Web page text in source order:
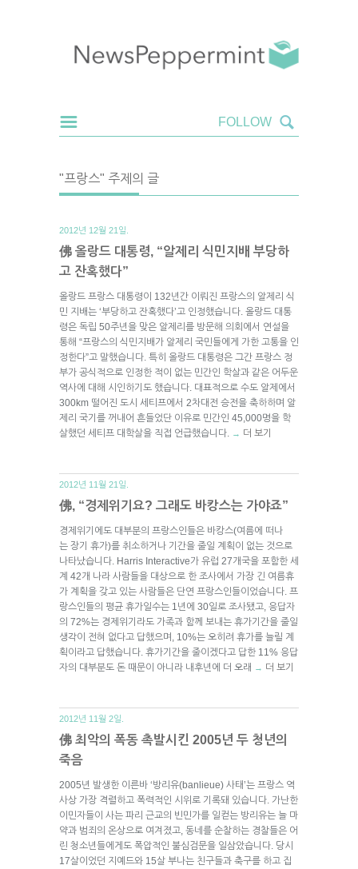
"프랑스" 주제의 글
2012년 12월 21일.
佛 올랑드 대통령, “알제리 식민지배 부당하
고 잔혹했다”
올랑드 프랑스 대통령이 132년간 이뤄진 프랑스의 알제리 식
민 지배는 ‘부당하고 잔혹했다’고 인정했습니다. 올랑드 대통
령은 독립 50주년을 맞은 알제리를 방문해 의회에서 연설을
통해 “프랑스의 식민지배가 알제리 국민들에게 가한 고통을 인
정한다”고 말했습니다. 특히 올랑드 대통령은 그간 프랑스 정
부가 공식적으로 인정한 적이 없는 민간인 학살과 같은 어두운
역사에 대해 시인하기도 했습니다. 대표적으로 수도 알제에서
300km 떨어진 도시 세티프에서 2차대전 승전을 축하하며 알
제리 국기를 꺼내어 흔들었단 이유로 민간인 45,000명을 학
살했던 세티프 대학살을 직접 언급했습니다.
→ 더 보기
2012년 11월 21일.
佛, “경제위기요? 그래도 바캉스는 가야죠”
경제위기에도 대부분의 프랑스인들은 바캉스(여름에 떠나
는 장기 휴가)를 취소하거나 기간을 줄일 계획이 없는 것으로
나타났습니다. Harris Interactive가 유럽 27개국을 포함한 세
계 42개 나라 사람들을 대상으로 한 조사에서 가장 긴 여름휴
가 계획을 갖고 있는 사람들은 단연 프랑스인들이었습니다. 프
랑스인들의 평균 휴가일수는 1년에 30일로 조사됐고, 응답자
의 72%는 경제위기라도 가족과 함께 보내는 휴가기간을 줄일
생각이 전혀 없다고 답했으며, 10%는 오히려 휴가를 늘릴 계
획이라고 답했습니다. 휴가기간을 줄이겠다고 답한 11% 응답
자의 대부분도 돈 때문이 아니라 내후년에 더 오래 → 더 보기
2012년 11월 2일.
佛 최악의 폭동 촉발시킨 2005년 두 청년의
죽음
2005년 발생한 이른바 ‘방리유(banlieue) 사태’는 프랑스 역
사상 가장 격렬하고 폭력적인 시위로 기록돼 있습니다. 가난한
이민자들이 사는 파리 근교의 빈민가를 일컫는 방리유는 늘 마
약과 범죄의 온상으로 여겨졌고, 동네를 순찰하는 경찰들은 어
린 청소년들에게도 폭압적인 불심검문을 일삼았습니다. 당시
17살이었던 지예드와 15살 부나는 친구들과 축구를 하고 집